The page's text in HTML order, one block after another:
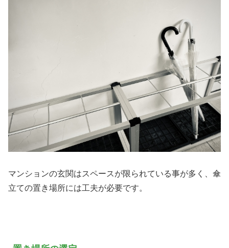
マンションの玄関はスペースが限られている事が多く、傘
立ての置き場所には工夫が必要です。